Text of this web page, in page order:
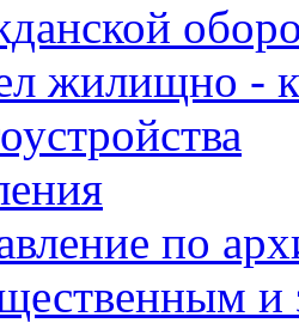
жилищно -
по
и